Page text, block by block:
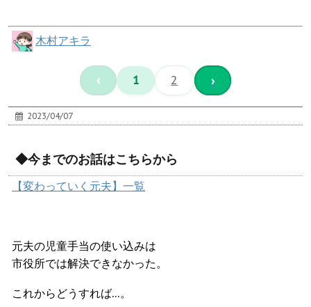
木村アキラ
‹ 1 2 ›
2023/04/07
◆今までのお話はこちらから
【変わっていく元夫】一覧
元夫の児童手当の使い込みは
市役所では解決できなかった。
これからどうすれば…。